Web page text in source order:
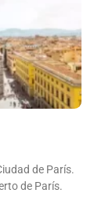
de París.
de París.